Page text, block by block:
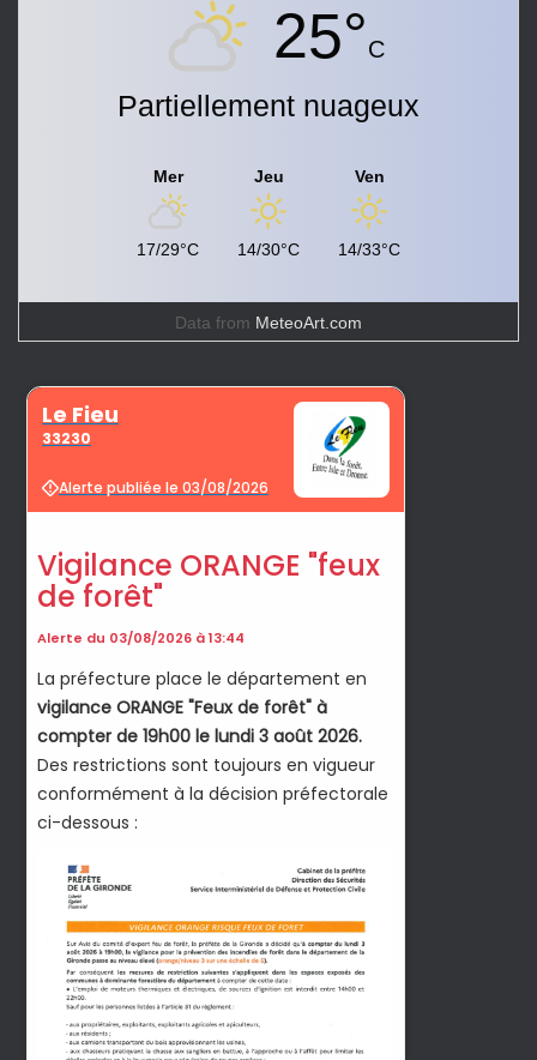
25°C
Partiellement nuageux
Mer
17/29°C
Jeu
14/30°C
Ven
14/33°C
Data from MeteoArt.com